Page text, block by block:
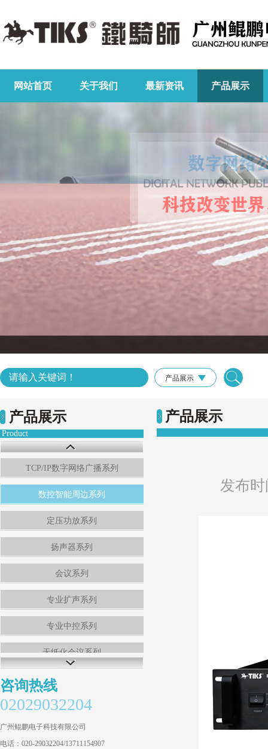
网站首页 关于我们 最新资讯 产品展示
产品展示
产品展示
Product
TCP/IP数字网络广播系列
数控智能周边系列
定压功放系列
扬声器系列
会议系列
专业扩声系列
专业中控系列
无纸化会议系列
PIPOWER先烽动力
咨询热线
02029032204
广州鲲鹏电子科技有限公司
电话：020-29032204/13711154907
产品展示
发布时